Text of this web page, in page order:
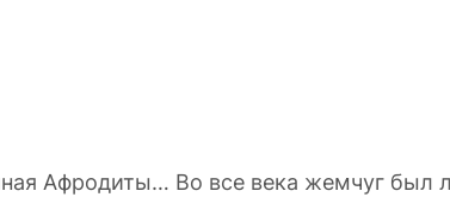
Афродиты… Во все века жемчуг